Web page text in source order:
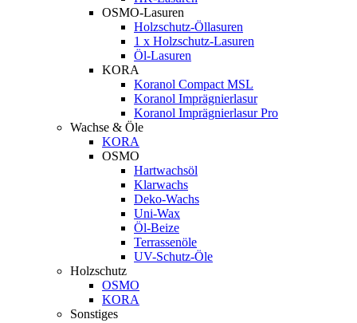
OSMO-Lasuren
Holzschutz-Öllasuren
1 x Holzschutz-Lasuren
Öl-Lasuren
KORA
Koranol Compact MSL
Koranol Imprägnierlasur
Koranol Imprägnierlasur Pro
Wachse & Öle
KORA
OSMO
Hartwachsöl
Klarwachs
Deko-Wachs
Uni-Wax
Öl-Beize
Terrassenöle
UV-Schutz-Öle
Holzschutz
OSMO
KORA
Sonstiges